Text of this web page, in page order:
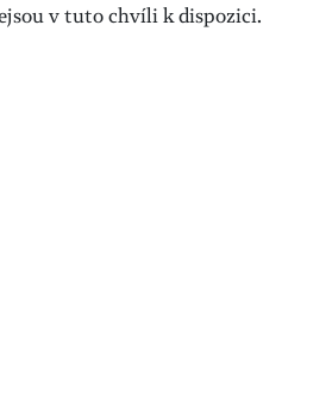
v tuto chvíli k dispozici.